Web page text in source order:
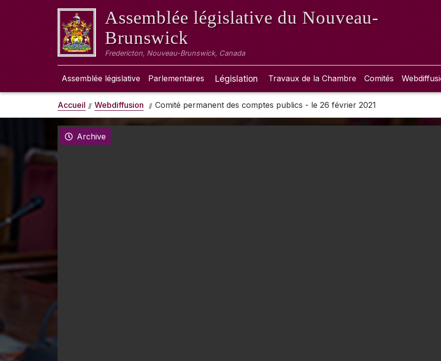
Assemblée législative du Nouveau-
Brunswick
Fredericton, Nouveau-Brunswick, Canada
Assemblée législative Parlementaires Législation Travaux de la Chambre Comités
Accueil Webdiffusion Comité permanent des comptes publics - le 26 février 2021
Archive